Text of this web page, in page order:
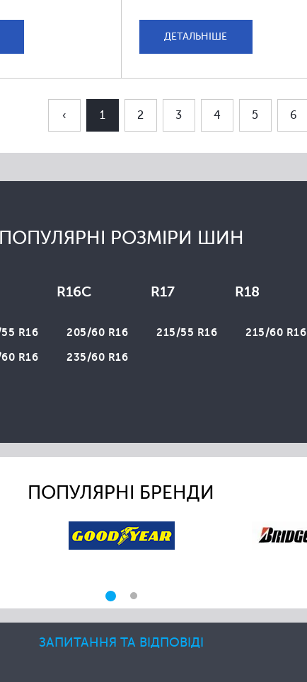
ЗАПИТАННЯ ТА ВІДПОВІДІ
ДЕТАЛЬНІШЕ
‹ 1 2 3 4 5 6
ПОПУЛЯРНІ РОЗМІРИ ШИН
R16C R17 R18
R16 205/60 R16 215/55 R16
215/60 R16
R16 235/60 R16
ПОПУЛЯРНІ БРЕНДИ